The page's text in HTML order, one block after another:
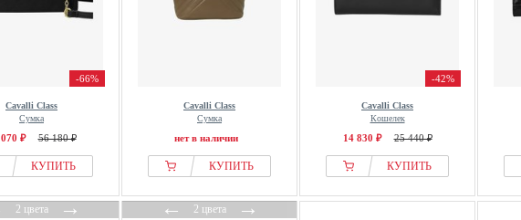
-66%
Cavalli Class
Сумка
₽ 56 180 ₽
КУПИТЬ
Cavalli Class
Сумка
нет в наличии
КУПИТЬ
-42%
Cavalli Class
Кошелек
14 830 ₽ 25 440 ₽
КУПИТЬ
2 цвета→ ←2 цвета→